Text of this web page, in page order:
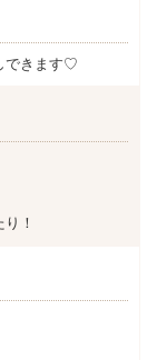
できます♡
！